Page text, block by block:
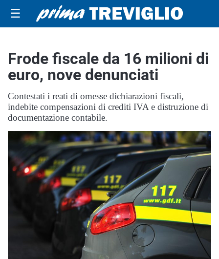
☰
Frode fiscale da 16 milioni di
euro, nove denunciati
Contestati i reati di omesse dichiarazioni fiscali,
indebite compensazioni di crediti IVA e distruzione di
documentazione contabile.